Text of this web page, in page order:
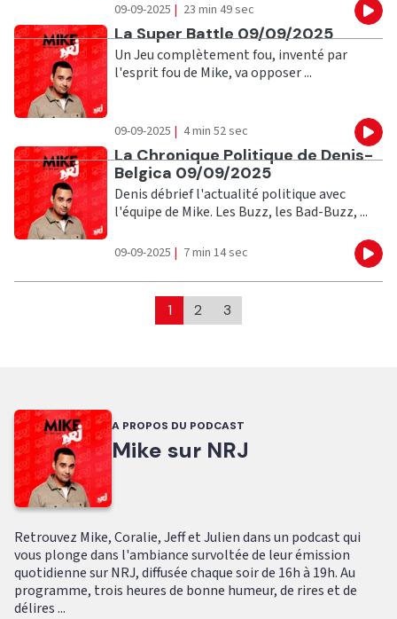
09-09-2025 | 23 min 49 sec
Ecouter
La Super Battle 09/09/2025
Un Jeu complètement fou, inventé par
l'esprit fou de Mike, va opposer ...
09-09-2025 | 4 min 52 sec
Ecouter
La Chronique Politique de Denis-
Belgica 09/09/2025
Denis débrief l'actualité politique avec
l'équipe de Mike. Les Buzz, les Bad-Buzz, ...
09-09-2025 | 7 min 14 sec
1 2 3
A PROPOS DU PODCAST
Mike sur NRJ
Retrouvez Mike, Coralie, Jeff et Julien dans un podcast qui
vous plonge dans l'ambiance survoltée de leur émission
quotidienne sur NRJ, diffusée chaque soir de 16h à 19h. Au
programme, trois heures de bonne humeur, de rires et de
délires ...